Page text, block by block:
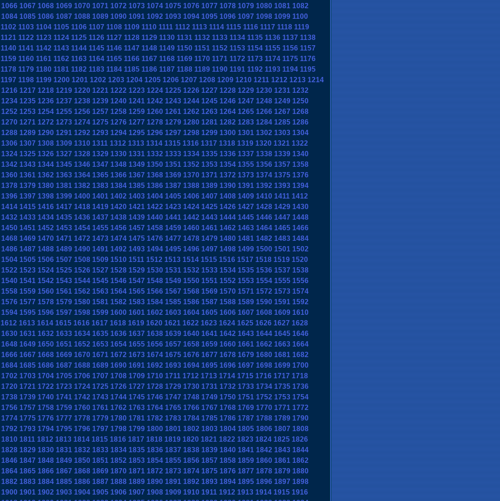
1066 1067 1068 1069 1070 1071 1072 1073 1074 1075 1076 1077 1078 1079 1080 1081 1082
1084 1085 1086 1087 1088 1089 1090 1091 1092 1093 1094 1095 1096 1097 1098 1099 1100
1102 1103 1104 1105 1106 1107 1108 1109 1110 1111 1112 1113 1114 1115 1116 1117 1118 1119
1121 1122 1123 1124 1125 1126 1127 1128 1129 1130 1131 1132 1133 1134 1135 1136 1137 1138
1140 1141 1142 1143 1144 1145 1146 1147 1148 1149 1150 1151 1152 1153 1154 1155 1156 1157
1159 1160 1161 1162 1163 1164 1165 1166 1167 1168 1169 1170 1171 1172 1173 1174 1175 1176
1178 1179 1180 1181 1182 1183 1184 1185 1186 1187 1188 1189 1190 1191 1192 1193 1194 1195
1197 1198 1199 1200 1201 1202 1203 1204 1205 1206 1207 1208 1209 1210 1211 1212 1213 1214
1216 1217 1218 1219 1220 1221 1222 1223 1224 1225 1226 1227 1228 1229 1230 1231 1232
1234 1235 1236 1237 1238 1239 1240 1241 1242 1243 1244 1245 1246 1247 1248 1249 1250
1252 1253 1254 1255 1256 1257 1258 1259 1260 1261 1262 1263 1264 1265 1266 1267 1268
1270 1271 1272 1273 1274 1275 1276 1277 1278 1279 1280 1281 1282 1283 1284 1285 1286
1288 1289 1290 1291 1292 1293 1294 1295 1296 1297 1298 1299 1300 1301 1302 1303 1304
1306 1307 1308 1309 1310 1311 1312 1313 1314 1315 1316 1317 1318 1319 1320 1321 1322
1324 1325 1326 1327 1328 1329 1330 1331 1332 1333 1334 1335 1336 1337 1338 1339 1340
1342 1343 1344 1345 1346 1347 1348 1349 1350 1351 1352 1353 1354 1355 1356 1357 1358
1360 1361 1362 1363 1364 1365 1366 1367 1368 1369 1370 1371 1372 1373 1374 1375 1376
1378 1379 1380 1381 1382 1383 1384 1385 1386 1387 1388 1389 1390 1391 1392 1393 1394
1396 1397 1398 1399 1400 1401 1402 1403 1404 1405 1406 1407 1408 1409 1410 1411 1412
1414 1415 1416 1417 1418 1419 1420 1421 1422 1423 1424 1425 1426 1427 1428 1429 1430
1432 1433 1434 1435 1436 1437 1438 1439 1440 1441 1442 1443 1444 1445 1446 1447 1448
1450 1451 1452 1453 1454 1455 1456 1457 1458 1459 1460 1461 1462 1463 1464 1465 1466
1468 1469 1470 1471 1472 1473 1474 1475 1476 1477 1478 1479 1480 1481 1482 1483 1484
1486 1487 1488 1489 1490 1491 1492 1493 1494 1495 1496 1497 1498 1499 1500 1501 1502
1504 1505 1506 1507 1508 1509 1510 1511 1512 1513 1514 1515 1516 1517 1518 1519 1520
1522 1523 1524 1525 1526 1527 1528 1529 1530 1531 1532 1533 1534 1535 1536 1537 1538
1540 1541 1542 1543 1544 1545 1546 1547 1548 1549 1550 1551 1552 1553 1554 1555 1556
1558 1559 1560 1561 1562 1563 1564 1565 1566 1567 1568 1569 1570 1571 1572 1573 1574
1576 1577 1578 1579 1580 1581 1582 1583 1584 1585 1586 1587 1588 1589 1590 1591 1592
1594 1595 1596 1597 1598 1599 1600 1601 1602 1603 1604 1605 1606 1607 1608 1609 1610
1612 1613 1614 1615 1616 1617 1618 1619 1620 1621 1622 1623 1624 1625 1626 1627 1628
1630 1631 1632 1633 1634 1635 1636 1637 1638 1639 1640 1641 1642 1643 1644 1645 1646
1648 1649 1650 1651 1652 1653 1654 1655 1656 1657 1658 1659 1660 1661 1662 1663 1664
1666 1667 1668 1669 1670 1671 1672 1673 1674 1675 1676 1677 1678 1679 1680 1681 1682
1684 1685 1686 1687 1688 1689 1690 1691 1692 1693 1694 1695 1696 1697 1698 1699 1700
1702 1703 1704 1705 1706 1707 1708 1709 1710 1711 1712 1713 1714 1715 1716 1717 1718
1720 1721 1722 1723 1724 1725 1726 1727 1728 1729 1730 1731 1732 1733 1734 1735 1736
1738 1739 1740 1741 1742 1743 1744 1745 1746 1747 1748 1749 1750 1751 1752 1753 1754
1756 1757 1758 1759 1760 1761 1762 1763 1764 1765 1766 1767 1768 1769 1770 1771 1772
1774 1775 1776 1777 1778 1779 1780 1781 1782 1783 1784 1785 1786 1787 1788 1789 1790
1792 1793 1794 1795 1796 1797 1798 1799 1800 1801 1802 1803 1804 1805 1806 1807 1808
1810 1811 1812 1813 1814 1815 1816 1817 1818 1819 1820 1821 1822 1823 1824 1825 1826
1828 1829 1830 1831 1832 1833 1834 1835 1836 1837 1838 1839 1840 1841 1842 1843 1844
1846 1847 1848 1849 1850 1851 1852 1853 1854 1855 1856 1857 1858 1859 1860 1861 1862
1864 1865 1866 1867 1868 1869 1870 1871 1872 1873 1874 1875 1876 1877 1878 1879 1880
1882 1883 1884 1885 1886 1887 1888 1889 1890 1891 1892 1893 1894 1895 1896 1897 1898
1900 1901 1902 1903 1904 1905 1906 1907 1908 1909 1910 1911 1912 1913 1914 1915 1916